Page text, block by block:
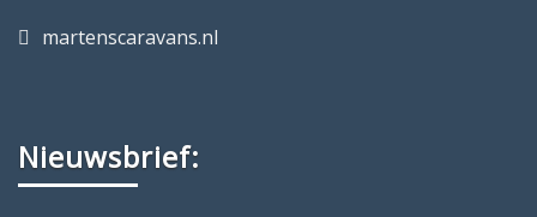
martenscaravans.nl
Nieuwsbrief: